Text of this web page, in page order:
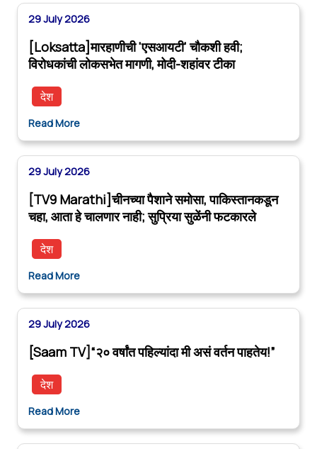
29 July 2026
[Loksatta]मारहाणीची 'एसआयटी' चौकशी हवी;
विरोधकांची लोकसभेत मागणी, मोदी-शहांवर टीका
देश
Read More
29 July 2026
[TV9 Marathi]चीनच्या पैशाने समोसा, पाकिस्तानकडून
चहा, आता हे चालणार नाही; सुप्रिया सुळेंनी फटकारले
देश
Read More
29 July 2026
[Saam TV]“२० वर्षांत पहिल्यांदा मी असं वर्तन पाहतेय!”
देश
Read More